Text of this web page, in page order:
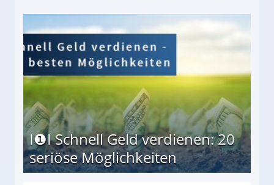
I❶I Schnell Geld verdienen: 20
seriöse Möglichkeiten